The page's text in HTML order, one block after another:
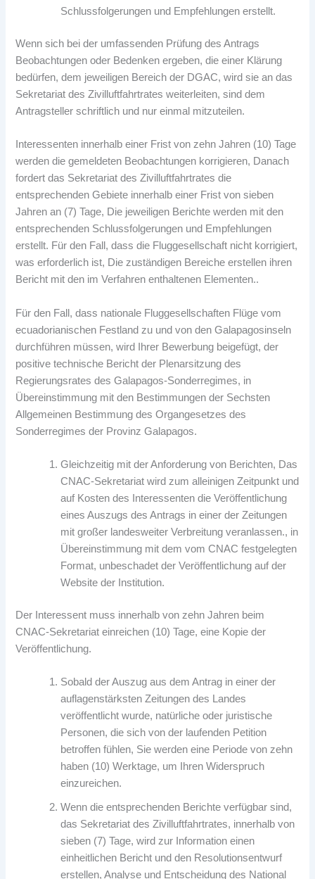
Schlussfolgerungen und Empfehlungen erstellt.
Wenn sich bei der umfassenden Prüfung des Antrags
Beobachtungen oder Bedenken ergeben, die einer Klärung
bedürfen, dem jeweiligen Bereich der DGAC, wird sie an das
Sekretariat des Zivilluftfahrtrates weiterleiten, sind dem
Antragsteller schriftlich und nur einmal mitzuteilen.
Interessenten innerhalb einer Frist von zehn Jahren (10) Tage
werden die gemeldeten Beobachtungen korrigieren, Danach
fordert das Sekretariat des Zivilluftfahrtrates die
entsprechenden Gebiete innerhalb einer Frist von sieben
Jahren an (7) Tage, Die jeweiligen Berichte werden mit den
entsprechenden Schlussfolgerungen und Empfehlungen
erstellt. Für den Fall, dass die Fluggesellschaft nicht korrigiert,
was erforderlich ist, Die zuständigen Bereiche erstellen ihren
Bericht mit den im Verfahren enthaltenen Elementen..
Für den Fall, dass nationale Fluggesellschaften Flüge vom
ecuadorianischen Festland zu und von den Galapagosinseln
durchführen müssen, wird Ihrer Bewerbung beigefügt, der
positive technische Bericht der Plenarsitzung des
Regierungsrates des Galapagos-Sonderregimes, in
Übereinstimmung mit den Bestimmungen der Sechsten
Allgemeinen Bestimmung des Organgesetzes des
Sonderregimes der Provinz Galapagos.
Gleichzeitig mit der Anforderung von Berichten, Das
CNAC-Sekretariat wird zum alleinigen Zeitpunkt und
auf Kosten des Interessenten die Veröffentlichung
eines Auszugs des Antrags in einer der Zeitungen
mit großer landesweiter Verbreitung veranlassen., in
Übereinstimmung mit dem vom CNAC festgelegten
Format, unbeschadet der Veröffentlichung auf der
Website der Institution.
Der Interessent muss innerhalb von zehn Jahren beim
CNAC-Sekretariat einreichen (10) Tage, eine Kopie der
Veröffentlichung.
Sobald der Auszug aus dem Antrag in einer der
auflagenstärksten Zeitungen des Landes
veröffentlicht wurde, natürliche oder juristische
Personen, die sich von der laufenden Petition
betroffen fühlen, Sie werden eine Periode von zehn
haben (10) Werktage, um Ihren Widerspruch
einzureichen.
Wenn die entsprechenden Berichte verfügbar sind,
das Sekretariat des Zivilluftfahrtrates, innerhalb von
sieben (7) Tage, wird zur Information einen
einheitlichen Bericht und den Resolutionsentwurf
erstellen, Analyse und Entscheidung des National